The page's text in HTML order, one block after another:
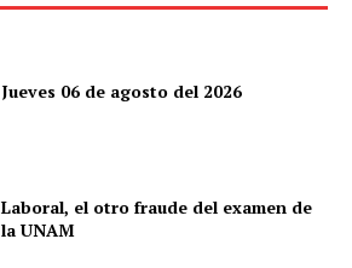
Jueves 06 de agosto del 2026
Laboral, el otro fraude del examen de
la UNAM